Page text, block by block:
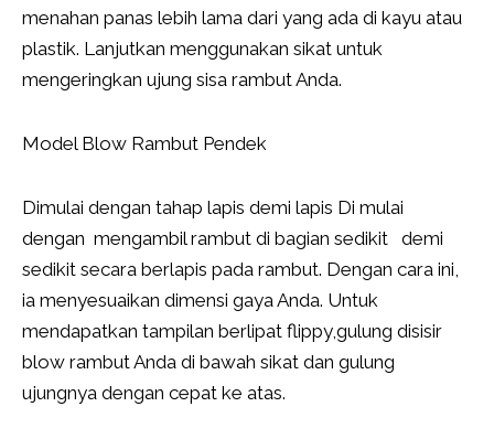
menahan panas lebih lama dari yang ada di kayu atau
plastik. Lanjutkan menggunakan sikat untuk
mengeringkan ujung sisa rambut Anda.
Model Blow Rambut Pendek
Dimulai dengan tahap lapis demi lapis Di mulai
dengan mengambil rambut di bagian sedikit demi
sedikit secara berlapis pada rambut. Dengan cara ini,
ia menyesuaikan dimensi gaya Anda. Untuk
mendapatkan tampilan berlipat flippy,gulung disisir
blow rambut Anda di bawah sikat dan gulung
ujungnya dengan cepat ke atas.